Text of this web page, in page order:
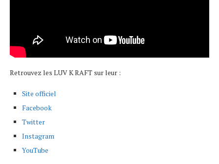
Retrouvez les LUV K RAFT sur leur :
Site officiel
Facebook
Twitter
Instagram
YouTube